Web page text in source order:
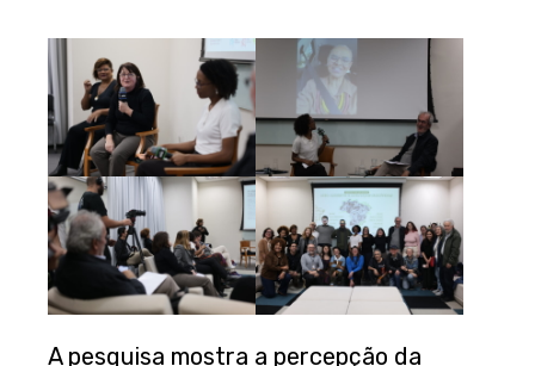
A pesquisa mostra a percepção da